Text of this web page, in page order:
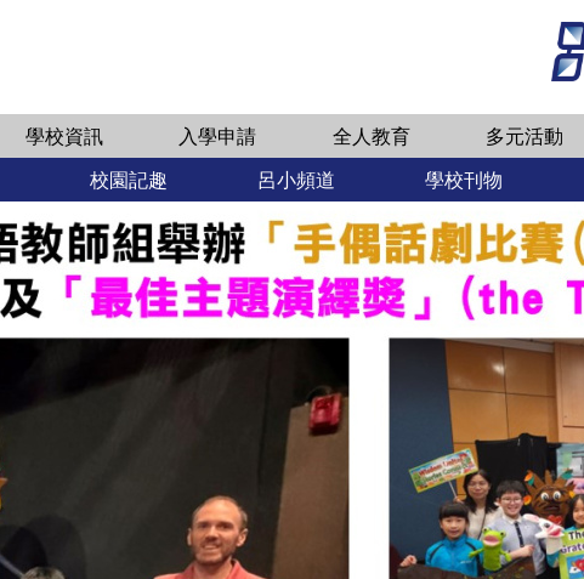
學校資訊 入學申請 全人教育 多元活動
校園記趣 呂小頻道 學校刊物